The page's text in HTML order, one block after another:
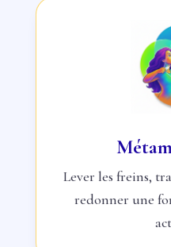
Lever les freins,
redonner une